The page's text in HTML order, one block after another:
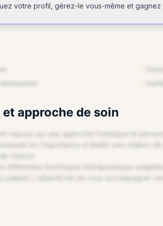
votre profil, gérez-le vous-même et gagnez
approche de soin
repose sur une approche holistique et
en l'importance d'établir une relation
chacun.
différentes techniques thérapeutiques
patient. L'objectif est de vous accompagner